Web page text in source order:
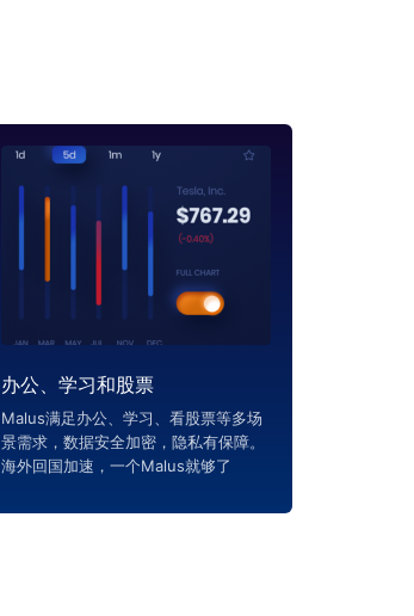
办公、学习和股票
Malus满足办公、学习、看股票等多场
景需求，数据安全加密，隐私有保障。
海外回国加速，一个Malus就够了